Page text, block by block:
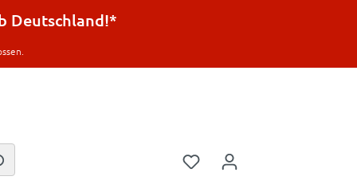
Deutschland!*